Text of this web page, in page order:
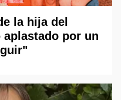
la hija del
por un